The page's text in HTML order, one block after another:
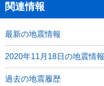
関連情報
最新の地震情報
2020年11月18日の地震情報
過去の地震履歴